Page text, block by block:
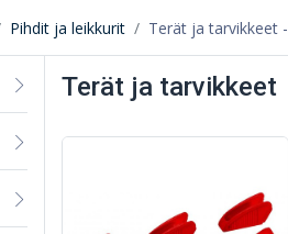
Pihdit ja leikkurit Terät ja tarvikkeet-
Terät ja tarvikkeet